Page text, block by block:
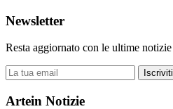
Newsletter
Resta aggiornato con le ultime notizie
Iscriviti
Artein Notizie